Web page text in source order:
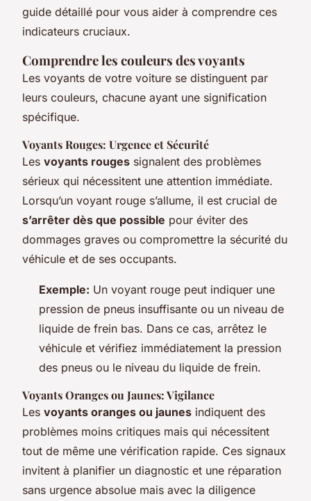
guide détaillé pour vous aider à comprendre ces
indicateurs cruciaux.
Comprendre les couleurs des voyants
Les voyants de votre voiture se distinguent par
leurs couleurs, chacune ayant une signification
spécifique.
Voyants Rouges: Urgence et Sécurité
Les voyants rouges signalent des problèmes
sérieux qui nécessitent une attention immédiate.
Lorsqu’un voyant rouge s’allume, il est crucial de
s’arrêter dès que possible pour éviter des
dommages graves ou compromettre la sécurité du
véhicule et de ses occupants.
Exemple: Un voyant rouge peut indiquer une
pression de pneus insuffisante ou un niveau de
liquide de frein bas. Dans ce cas, arrêtez le
véhicule et vérifiez immédiatement la pression
des pneus ou le niveau du liquide de frein.
Voyants Oranges ou Jaunes: Vigilance
Les voyants oranges ou jaunes indiquent des
problèmes moins critiques mais qui nécessitent
tout de même une vérification rapide. Ces signaux
invitent à planifier un diagnostic et une réparation
sans urgence absolue mais avec la diligence